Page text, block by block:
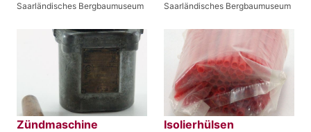
Saarländisches Bergbaumuseum Saarländisches Bergbaumuseum
Zündmaschine Isolierhülsen